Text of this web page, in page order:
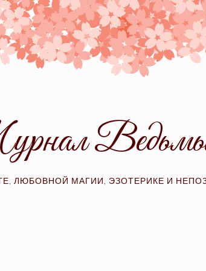
ЛЮБОВНОЙ МАГИИ, ЭЗОТЕРИКЕ И